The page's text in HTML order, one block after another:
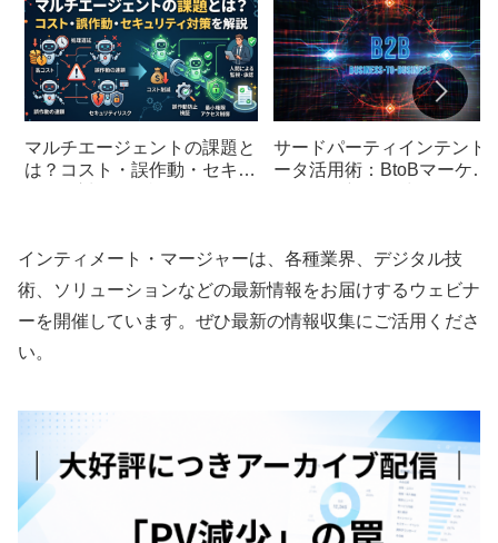
マルチエージェントの課題と
は？コスト・誤作動・セキュ
サードパーティインテント
ータ活用術：BtoBマーケテ
インティメート・マージャーは、各種業界、デジタル技
術、ソリューションなどの最新情報をお届けするウェビナ
ーを開催しています。ぜひ最新の情報収集にご活用くださ
い。